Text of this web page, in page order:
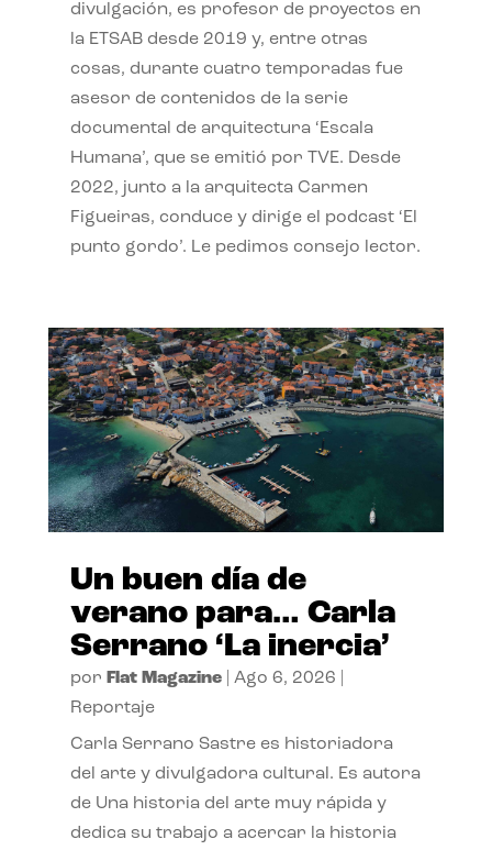
divulgación, es profesor de proyectos en
la ETSAB desde 2019 y, entre otras
cosas, durante cuatro temporadas fue
asesor de contenidos de la serie
documental de arquitectura ‘Escala
Humana’, que se emitió por TVE. Desde
2022, junto a la arquitecta Carmen
Figueiras, conduce y dirige el podcast ‘El
punto gordo’. Le pedimos consejo lector.
Un buen día de
verano para… Carla
Serrano ‘La inercia’
por Flat Magazine| Ago 6, 2026
Reportaje
Carla Serrano Sastre es historiadora
del arte y divulgadora cultural. Es autora
de Una historia del arte muy rápida y
dedica su trabajo a acercar la historia